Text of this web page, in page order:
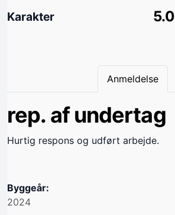
Karakter 5.0
Anmeldelse
rep. af undertag
Hurtig respons og udført arbejde.
Byggeår:
2024